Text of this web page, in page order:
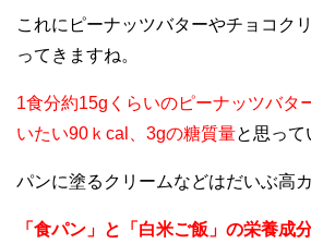
これにピーナッツバターやチョコク
ってきますね。
1食分約15gくらいのピーナッツバタ
いたい90ｋcal、3gの糖質量と思って
パンに塗るクリームなどはだいぶ高
「食パン」と「白米ご飯」の栄養成